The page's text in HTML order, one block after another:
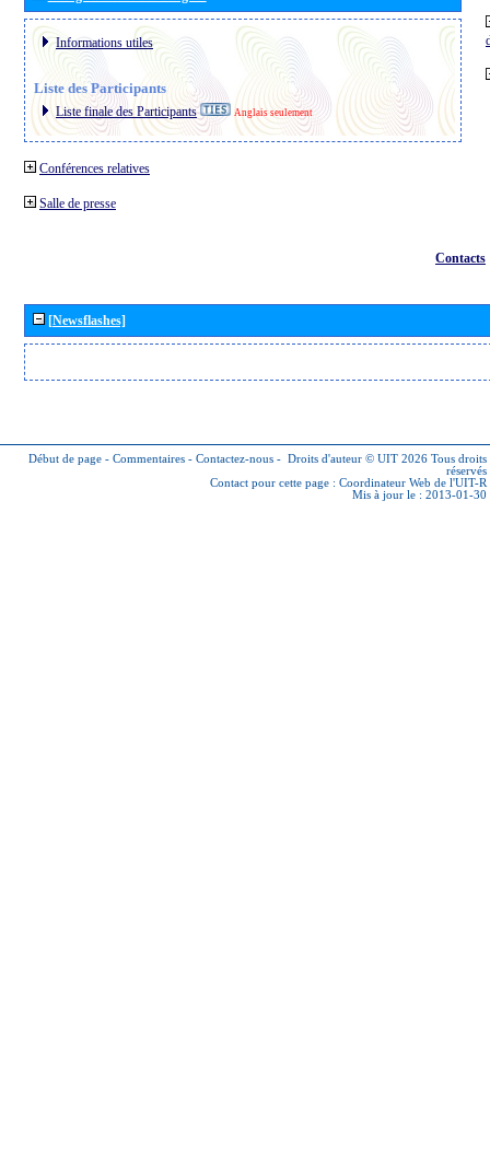
Informations utiles
Liste des Participants
Liste finale des Participants Anglais seulement
Conférences relatives
Salle de presse
Contacts
[Newsflashes]
Début de page - Commentaires - Contactez-nous - Droits d'auteur © UIT 2026 Tous droits
réservés
Contact pour cette page : Coordinateur Web de l'UIT-R
Mis à jour le : 2013-01-30